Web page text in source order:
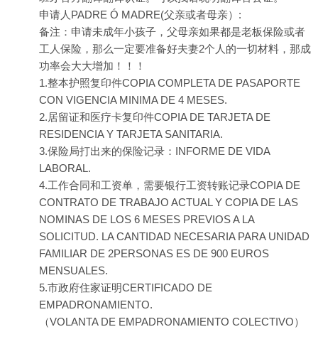
申请人PADRE Ó MADRE(父亲或者母亲）:
备注：申请未成年小孩子，父母亲如果都是老板保险或者
工人保险，那么一定要准备好夫妻2个人的一切材料，那成
功率会大大增加！！！
1.整本护照复印件COPIA COMPLETA DE PASAPORTE
CON VIGENCIA MINIMA DE 4 MESES.
2.居留证和医疗卡复印件COPIA DE TARJETA DE
RESIDENCIA Y TARJETA SANITARIA.
3.保险局打出来的保险记录：INFORME DE VIDA
LABORAL.
4.工作合同和工资单，需要银行工资转账记录COPIA DE
CONTRATO DE TRABAJO ACTUAL Y COPIA DE LAS
NOMINAS DE LOS 6 MESES PREVIOS A LA
SOLICITUD. LA CANTIDAD NECESARIA PARA UNIDAD
FAMILIAR DE 2PERSONAS ES DE 900 EUROS
MENSUALES.
5.市政府住家证明CERTIFICADO DE
EMPADRONAMIENTO.
（VOLANTA DE EMPADRONAMIENTO COLECTIVO）